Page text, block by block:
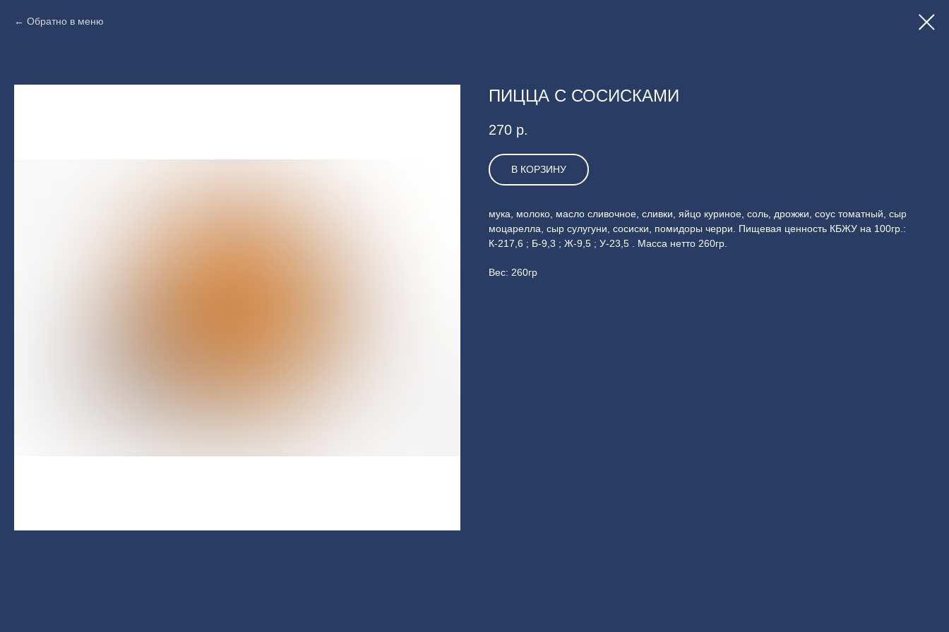
Обратно в меню
ПИЦЦА С СОСИСКАМИ
270 р.
В КОРЗИНУ
мука, молоко, масло сливочное, сливки, яйцо куриное, соль, дрожжи, соус томатный, сыр
моцарелла, сыр сулугуни, сосиски, помидоры черри. Пищевая ценность КБЖУ на 100гр.:
К-217,6 ; Б-9,3 ; Ж-9,5 ; У-23,5 . Масса нетто 260гр.
Вес: 260гр